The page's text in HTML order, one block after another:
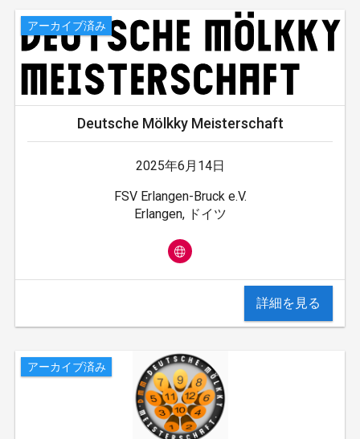
アーカイブ済み
Deutsche Mölkky Meisterschaft
2025年6月14日
FSV Erlangen-Bruck e.V.
Erlangen, ドイツ
詳細を見る
アーカイブ済み